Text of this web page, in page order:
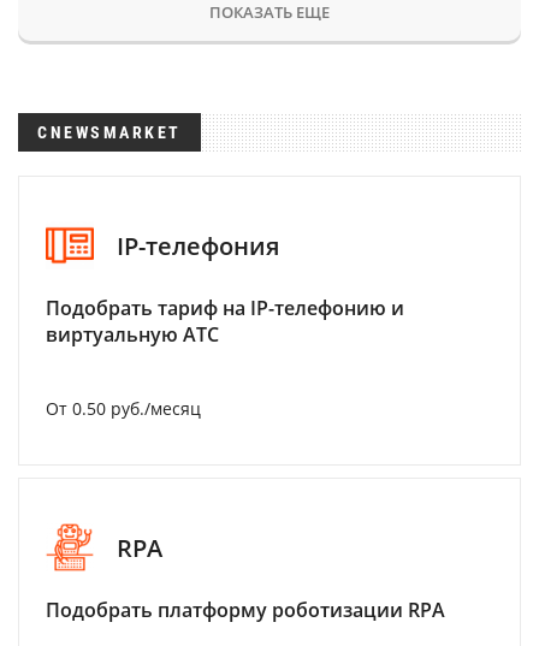
ПОКАЗАТЬ ЕЩЕ
CNEWSMARKET
IP-телефония
Подобрать тариф на IP-телефонию и
виртуальную АТС
От 0.50 руб./месяц
RPA
Подобрать платформу роботизации RPA